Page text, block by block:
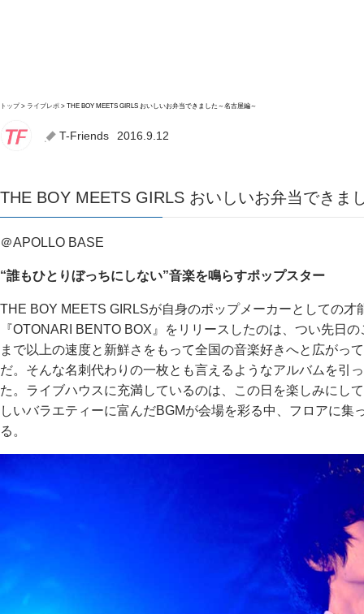
トップ ライブレポ THE BOY MEETS GIRLS おいしいお弁当できました～名古屋編～
T-Friends 2016.9.12
THE BOY MEETS GIRLS おいしいお弁当できま
＠APOLLO BASE
“誰もひとりぼっちにしない”音楽を鳴らすポップスター
THE BOY MEETS GIRLSが自身のポップメーカーとしての才
『OTONARI BENTO BOX』をリリースしたのは、つい先日
まで以上の速度と新鮮さをもって全国の音楽好きへと広がっ
だ。そんな名刺代わりの一枚とも言えるようなアルバムを引
た。ライブハウスに充満しているのは、この日を楽しみにし
しいバラエティーに富んだBGMが会場を彩る中、フロアに集
る。